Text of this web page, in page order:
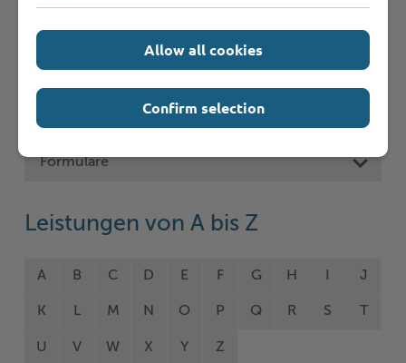
Online-Services
Formulare
Leistungen von A bis Z
A B C D E F G H J
K L M N O P Q R S
U V W X Y Z
Allow all cookies
Confirm selection